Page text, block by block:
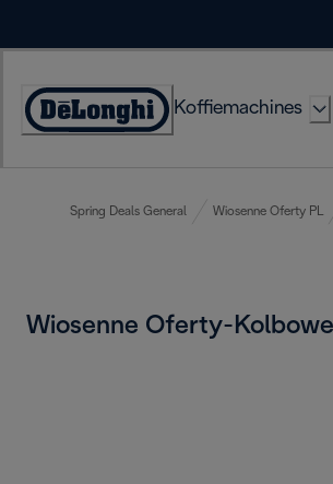
Accessibility
Koffiemachines
Spring Deals General Wiosenne Oferty PL
Wiosenne Oferty-